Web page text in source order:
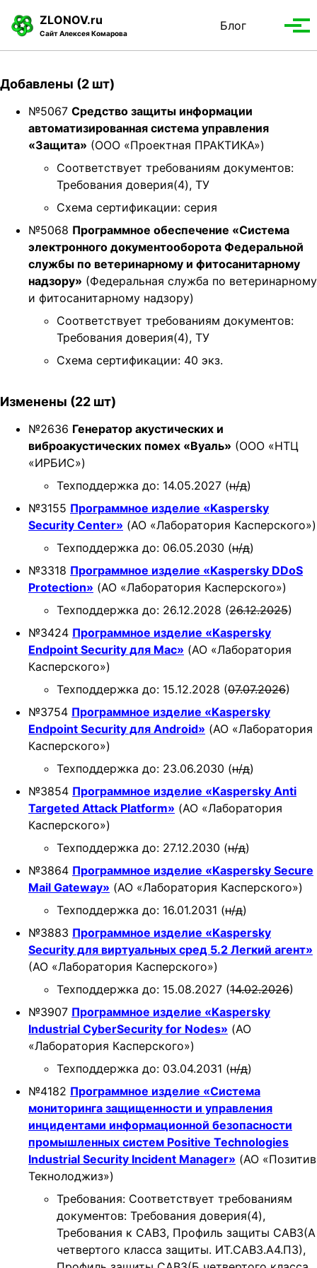
t
o
t
o
t
o
ZLONOV.ru
Сайт Алексея Комарова
Блог
Toggle
Добавлены (2 шт)
№5067 Средство защиты информации
автоматизированная система управления
«Защита» (ООО «Проектная ПРАКТИКА»)
Соответствует требованиям документов:
Требования доверия(4), ТУ
Схема сертификации: серия
№5068 Программное обеспечение «Система
электронного документооборота Федеральной
службы по ветеринарному и фитосанитарному
надзору» (Федеральная служба по ветеринарному
и фитосанитарному надзору)
Соответствует требованиям документов:
Требования доверия(4), ТУ
Схема сертификации: 40 экз.
Изменены (22 шт)
№2636 Генератор акустических и
виброакустических помех «Вуаль» (ООО «НТЦ
«ИРБИС»)
Техподдержка до: 14.05.2027 (н/д)
№3155 Программное изделие «Kaspersky
Security Center» (АО «Лаборатория Касперского»)
Техподдержка до: 06.05.2030 (н/д)
№3318 Программное изделие «Kaspersky DDoS
Protection» (АО «Лаборатория Касперского»)
Техподдержка до: 26.12.2028 (26.12.2025)
№3424 Программное изделие «Kaspersky
Endpoint Security для Mac» (АО «Лаборатория
Касперского»)
Техподдержка до: 15.12.2028 (07.07.2026)
№3754 Программное изделие «Kaspersky
Endpoint Security для Android» (АО «Лаборатория
Касперского»)
Техподдержка до: 23.06.2030 (н/д)
№3854 Программное изделие «Kaspersky Anti
Targeted Attack Platform» (АО «Лаборатория
Касперского»)
Техподдержка до: 27.12.2030 (н/д)
№3864 Программное изделие «Kaspersky Secure
Mail Gateway» (АО «Лаборатория Касперского»)
Техподдержка до: 16.01.2031 (н/д)
№3883 Программное изделие «Kaspersky
Security для виртуальных сред 5.2 Легкий агент»
(АО «Лаборатория Касперского»)
Техподдержка до: 15.08.2027 (14.02.2026)
№3907 Программное изделие «Kaspersky
Industrial CyberSecurity for Nodes» (АО
«Лаборатория Касперского»)
Техподдержка до: 03.04.2031 (н/д)
№4182 Программное изделие «Система
мониторинга защищенности и управления
инцидентами информационной безопасности
промышленных систем Positive Technologies
Industrial Security Incident Manager» (АО «Позитив
Текнолоджиз»)
Требования: Соответствует требованиям
документов: Требования доверия(4),
Требования к САВЗ, Профиль защиты САВЗ(А
четвертого класса защиты. ИТ.САВЗ.А4.ПЗ),